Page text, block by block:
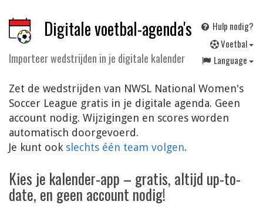
Digitale voetbal-agenda's
Importeer wedstrijden in je digitale kalender
Hulp nodig?
Voetbal
Language
Zet de wedstrijden van NWSL National Women's
Soccer League gratis in je digitale agenda. Geen
account nodig. Wijzigingen en scores worden
automatisch doorgevoerd.
Je kunt ook slechts één team volgen.
Kies je kalender-app – gratis, altijd up-to-
date, en geen account nodig!